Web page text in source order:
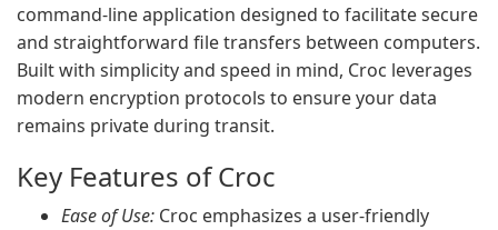
command-line application designed to facilitate secure
and straightforward file transfers between computers.
Built with simplicity and speed in mind, Croc leverages
modern encryption protocols to ensure your data
remains private during transit.
Key Features of Croc
Ease of Use: Croc emphasizes a user-friendly